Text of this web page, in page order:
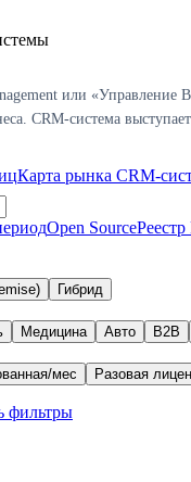
или «Управление
CRM-система
Карта рынка CRM-
Open Source
Гибрид
Медицина Авто B2B
мес Разовая
фильтры